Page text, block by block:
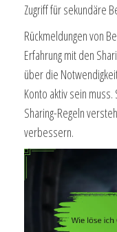
Zugriff für sekundäre
Rückmeldungen von
Erfahrung mit den
über die
Konto aktiv sein
Sharing-Regeln
verbessern.